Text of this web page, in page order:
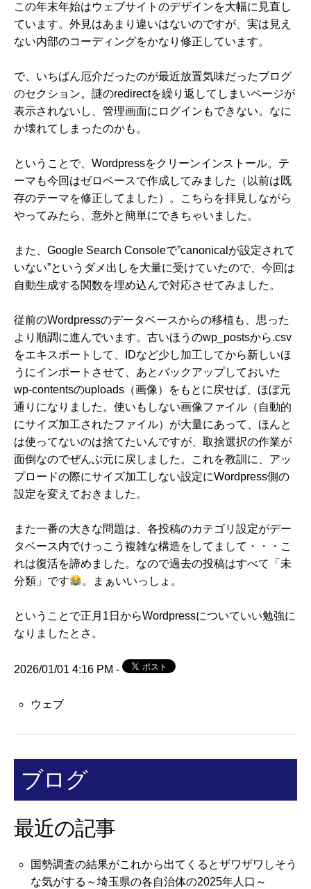
この年末年始はウェブサイトのデザインを大幅に見直し
ています。外見はあまり違いはないのですが、実は見え
ない内部のコーディングをかなり修正しています。
で、いちばん厄介だったのが最近放置気味だったブログ
のセクション。謎のredirectを繰り返してしまいページが
表示されないし、管理画面にログインもできない。なに
か壊れてしまったのかも。
ということで、Wordpressをクリーンインストール。テ
ーマも今回はゼロベースで作成してみました（以前は既
存のテーマを修正してました）。
こちら を拝見しながら
やってみたら、意外と簡単にできちゃいました。
また、Google Search Consoleで”canonicalが設定されて
いない”というダメ出しを大量に受けていたので、今回は
自動生成する関数を埋め込んで対応させてみました。
従前のWordpressのデータベースからの移植も、思った
より順調に進んでいます。古いほうのwp_postsから.csv
をエキスポートして、IDなど少し加工してから新しいほ
うにインポートさせて、あとバックアップしておいた
wp-contentsのuploads（画像）をもとに戻せば、ほぼ元
通りになりました。使いもしない画像ファイル（自動的
にサイズ加工されたファイル）が大量にあって、ほんと
は使ってないのは捨てたいんですが、取捨選択の作業が
面倒なのでぜんぶ元に戻しました。これを教訓に、アッ
プロードの際にサイズ加工しない設定にWordpress側の
設定を変えておきました。
また一番の大きな問題は、各投稿のカテゴリ設定がデー
タベース内でけっこう複雑な構造をしてまして・・・こ
れは復活を諦めました。なので過去の投稿はすべて「未
分類」です
。まぁいいっしょ。
ということで正月1日からWordpressについていい勉強に
なりましたとさ。
2026/01/01 4:16 PM -
ウェブ
ブログ
最近の記事
国勢調査の結果がこれから出てくるとザワザワしそう
な気がする～埼玉県の各自治体の2025年人口～